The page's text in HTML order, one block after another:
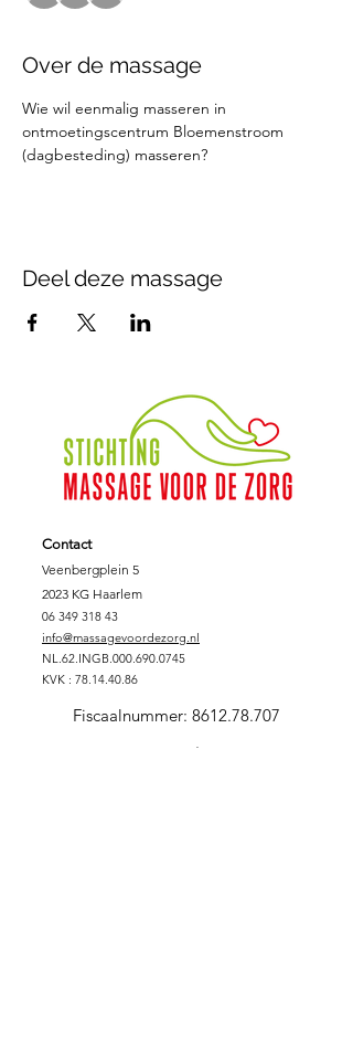
Over de massage
Wie wil eenmalig masseren in
ontmoetingscentrum Bloemenstroom
(dagbesteding) masseren?
Deel deze massage
Contact
Veenbergplein 5
2023 KG Haarlem
06 349 318 43
info@massagevoordezorg.nl
NL.62.INGB.000.690.0745
KVK : 78.14.40.86
Fiscaalnummer: 8612.78.707